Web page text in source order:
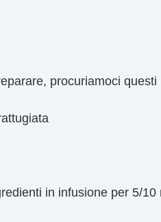
procuriamoci questi
in infusione per 5/10